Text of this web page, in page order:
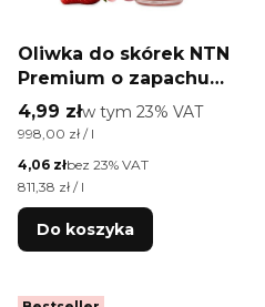
Oliwka do skórek NTN
Premium o zapachu
Strawberry Shake 5
ml
Cena brutto
4,99 złw tym %s VAT
w tym 23% VAT
Cena jednostkowa brutto
998,00 zł / l
Cena netto
4,06 złbez 23% VAT
Cena jednostkowa netto
811,38 zł / l
Do koszyka